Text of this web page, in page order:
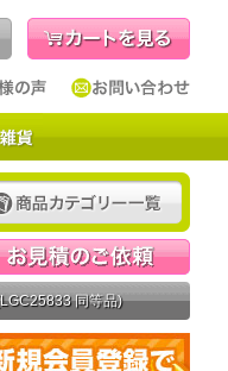
同等品)